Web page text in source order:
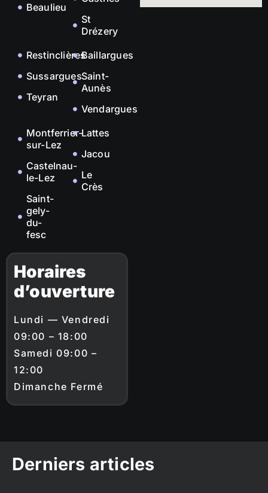
Beaulieu
St
Drézery
Restinclières
Sussargues
Teyran
Baillargues
Saint-
Aunès
Vendargues
Montferrier-
sur-Lez
Castelnau-
le-Lez
Saint-
gely-
du-
fesc
Lattes
Jacou
Le
Crès
Horaires
d’ouverture
Lundi — Vendredi
09:00 – 18:00
Samedi 09:00 –
12:00
Dimanche Fermé
Derniers articles